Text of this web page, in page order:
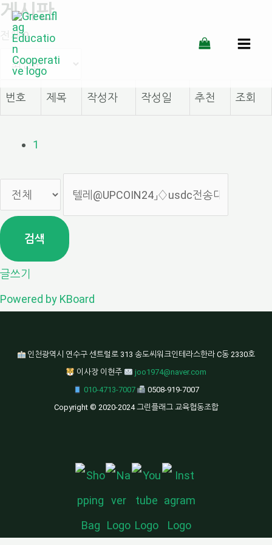
콘
텐
로
게시판
전체 9
번호 제목 작성자 작성일 추천 조회
1
검색
글쓰기
Powered by KBoard
인천광역시 연수구 센트럴로 313 송도씨워크인테라스한라 C동 2330호
이사장 이현주
joo1974@naver.com
010-4713-7007
0508-919-7007
Copyright © 2020-2024 그린플래그 교육협동조합